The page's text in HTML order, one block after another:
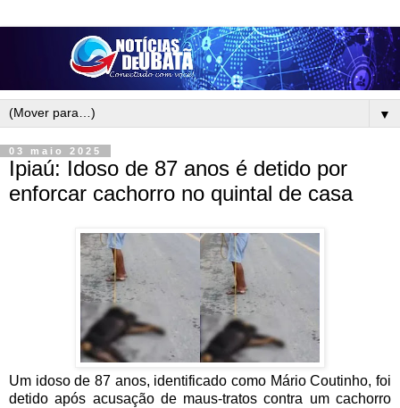
▼
03 maio 2025
Ipiaú: Idoso de 87 anos é detido por
enforcar cachorro no quintal de casa
Um idoso de 87 anos, identificado como Mário Coutinho, foi
detido após acusação de maus-tratos contra um cachorro